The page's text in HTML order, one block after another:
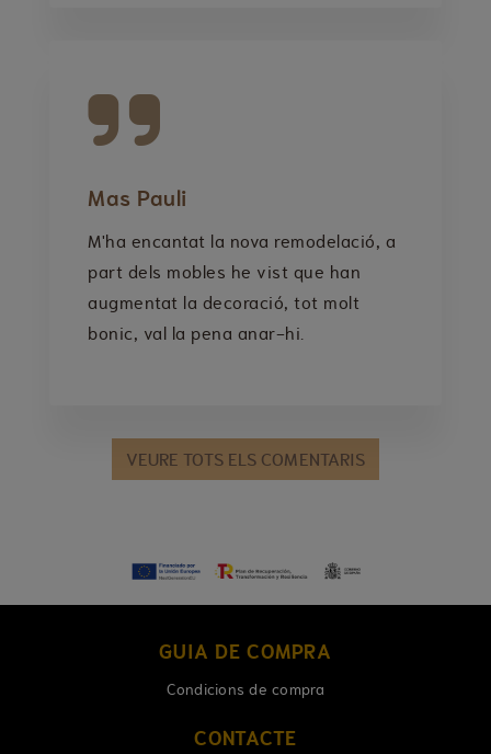
Mas Pauli
M'ha encantat la nova remodelació, a
part dels mobles he vist que han
augmentat la decoració, tot molt
bonic, val la pena anar-hi.
VEURE TOTS ELS COMENTARIS
GUIA DE COMPRA
Condicions de compra
CONTACTE